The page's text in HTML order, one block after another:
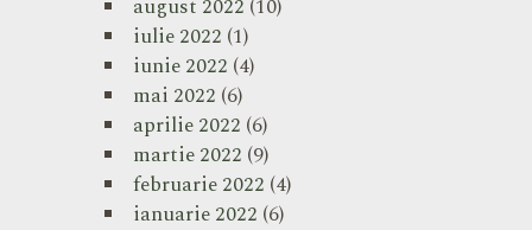
august 2022 (10)
iulie 2022 (1)
iunie 2022 (4)
mai 2022 (6)
aprilie 2022 (6)
martie 2022 (9)
februarie 2022 (4)
ianuarie 2022 (6)